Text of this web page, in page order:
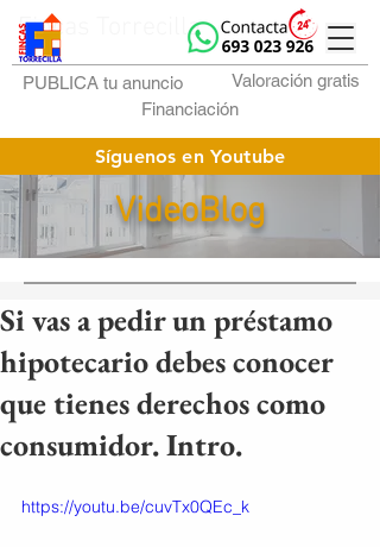
Fincas Torrecilla
PUBLICA tu anuncio
Valoración gratis
Financiación
Síguenos en Youtube
VideoBlog
Si vas a pedir un préstamo
hipotecario debes conocer
que tienes derechos como
consumidor. Intro.
https://youtu.be/cuvTx0QEc_k